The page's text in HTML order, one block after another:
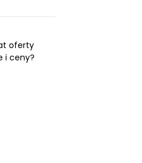
oferty
i ceny?